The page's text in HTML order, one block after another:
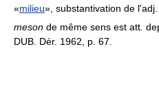
«milieu», substantivation de l'adj.
meson de même sens est att
DUB. Dér. 1962, p. 67.